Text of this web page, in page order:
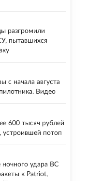
разгромили
пытавшихся
с начала августа
Видео
600 тысяч рублей
устроившей потоп
ночного удара ВС
к Patriot,